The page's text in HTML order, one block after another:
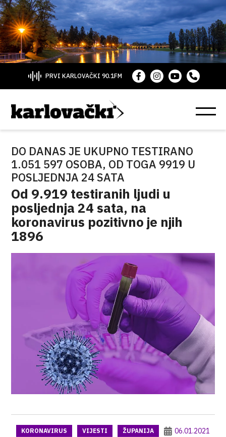
PRVI KARLOVAČKI 90.1FM
DO DANAS JE UKUPNO TESTIRANO
1.051 597 OSOBA, OD TOGA 9919 U
POSLJEDNJA 24 SATA
Od 9.919 testiranih ljudi u
posljednja 24 sata, na
koronavirus pozitivno je njih
1896
KORONAVIRUS VIJESTI ŽUPANIJA
06.01.2021